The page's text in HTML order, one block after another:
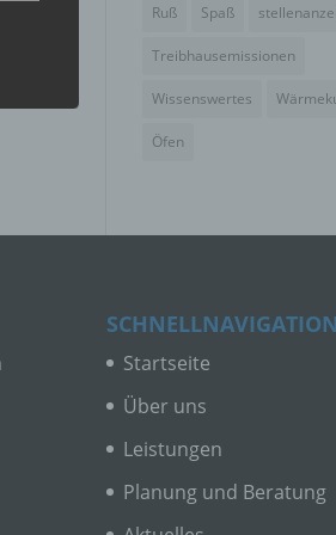
Ruß Spaß
Treibhausemissionen
Wissenswertes
Öfen
SCHNELLNAVIGATION
Startseite
Über uns
Leistungen
Planung und Beratung